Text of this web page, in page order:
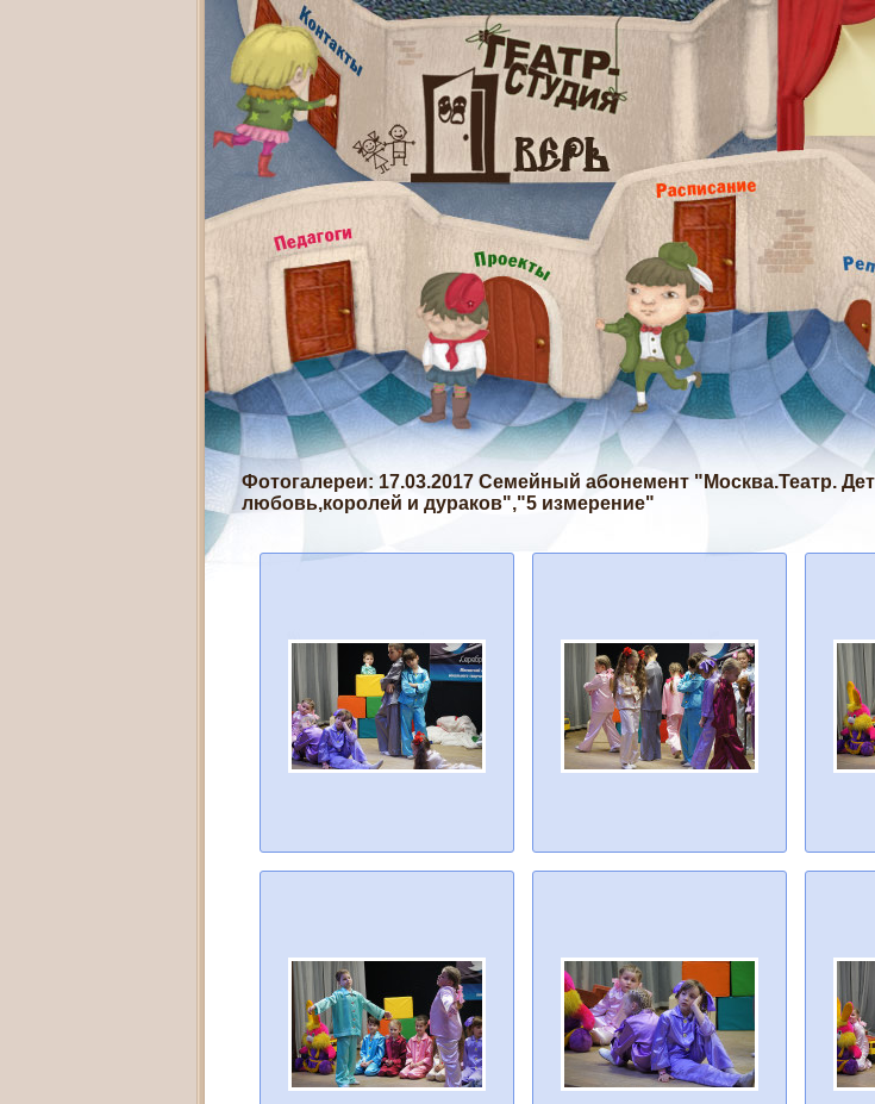
Фотогалереи: 17.03.2017 Семейный абонемент "Москва.Театр.
любовь,королей и дураков","5 измерение"